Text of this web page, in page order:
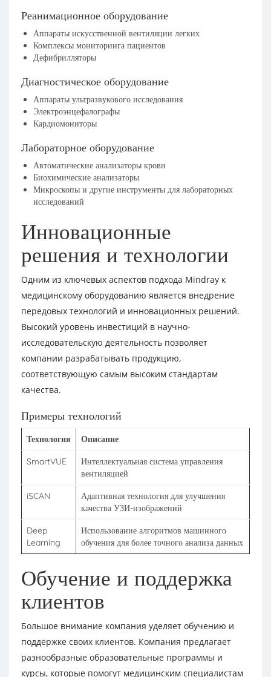
Реанимационное оборудование
Аппараты искусственной вентиляции легких
Комплексы мониторинга пациентов
Дефибрилляторы
Диагностическое оборудование
Аппараты ультразвукового исследования
Электроэнцефалографы
Кардиомониторы
Лабораторное оборудование
Автоматические анализаторы крови
Биохимические анализаторы
Микроскопы и другие инструменты для лабораторных
исследований
Инновационные
решения и технологии
Одним из ключевых аспектов подхода Mindray к
медицинскому оборудованию является внедрение
передовых технологий и инновационных решений.
Высокий уровень инвестиций в научно-
исследовательскую деятельность позволяет
компании разрабатывать продукцию,
соответствующую самым высоким стандартам
качества.
Примеры технологий
Технология Описание
SmartVUE
Интеллектуальная система управления
вентиляцией
iSCAN
Адаптивная технология для улучшения
качества УЗИ-изображений
Deep
Learning
Использование алгоритмов машинного
обучения для более точного анализа данных
Обучение и поддержка
клиентов
Большое внимание компания уделяет обучению и
поддержке своих клиентов. Компания предлагает
разнообразные образовательные программы и
курсы, которые помогут медицинским специалистам